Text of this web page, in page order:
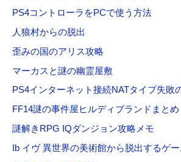
PS4コントローラをPCで使う方法
人狼村からの脱出
歪みの国のアリス攻略
マーカスと謎の幽霊屋敷
PS4インターネット接続NATタイプ失敗
FF14謎の事件屋ヒルディブランドまとめ
謎解きRPG IQダンジョン攻略メモ
Ib イヴ 異世界の美術館から脱出するゲー